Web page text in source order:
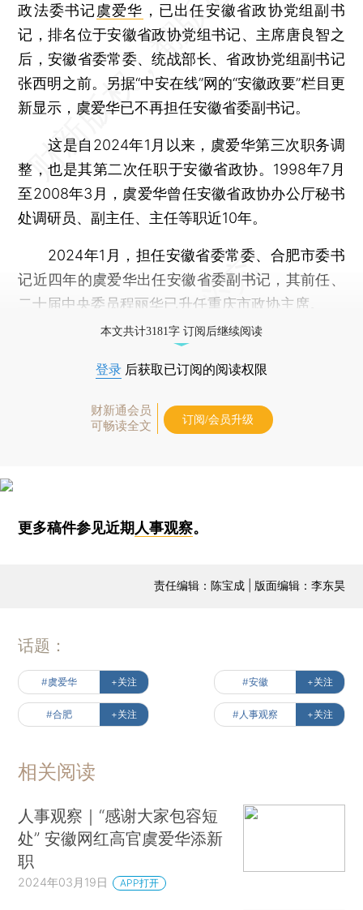
政法委书记虞爱华 ，已出任安徽省政协党组副书
记，排名位于安徽省政协党组书记、主席唐良智之
后，安徽省委常委、统战部长、省政协党组副书记
张西明之前。另据“中安在线”网的“安徽政要”栏目更
新显示，虞爱华已不再担任安徽省委副书记。
这是自2024年1月以来，虞爱华第三次职务调
整，也是其第二次任职于安徽省政协。1998年7月
至2008年3月，虞爱华曾任安徽省政协办公厅秘书
处调研员、副主任、主任等职近10年。
2024年1月，担任安徽省委常委、合肥市委书
记近四年的虞爱华出任安徽省委副书记，其前任、
二十届中央委员程丽华已升任重庆市政协主席。
本文共计3181字 订阅后继续阅读
登录 后获取已订阅的阅读权限
财新通会员
可畅读全文
订阅/会员升级
更多稿件参见近期 人事观察。
责任编辑：陈宝成 | 版面编辑：李东昊
话题：
#虞爱华 +关注 #安徽 +关注
#合肥 +关注 #人事观察 +关注
相关阅读
人事观察｜“感谢大家包容短
处” 安徽网红高官虞爱华添新
职
2024年03月19日 APP打开